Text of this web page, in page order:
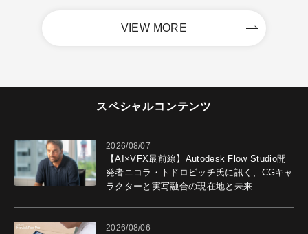
VIEW MORE
スペシャルコンテンツ
2026/08/07
【AI×VFX最前線】Autodesk Flow Studio開
発者ニコラ・トドロビッチ氏に訊く、CGキャ
ラクターと実写融合の現在地と未来
2026/08/06